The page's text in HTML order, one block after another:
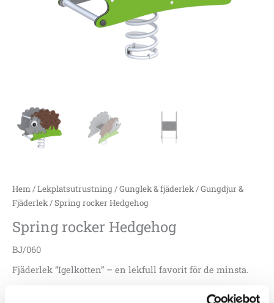
Hem /Lekplatsutrustning /Gunglek & fjäderlek /Gungdjur &
Fjäderlek / Spring rocker Hedgehog
Spring rocker Hedgehog
BJ/060
Fjäderlek ”Igelkotten” – en lekfull favorit för de minsta.
jäderleken Igelkotten sprider glädje på varje